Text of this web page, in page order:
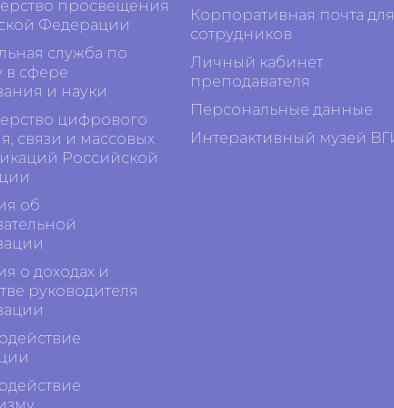
просвещения
Федерации
служба по
в сфере
и науки
цифрового
связи и массовых
Российской
об
о доходах и
руководителя
Корпоративная почта для
сотрудников
Личный кабинет
преподавателя
Персональные данные
Интерактивный музей